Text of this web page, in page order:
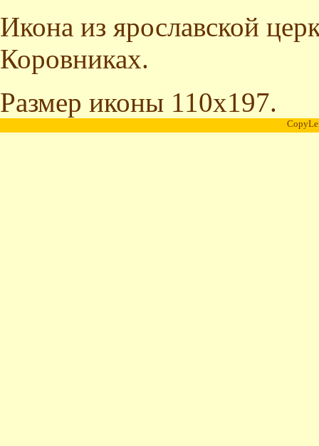
Икона из ярославской
Коровниках.
Размер иконы 110x197.